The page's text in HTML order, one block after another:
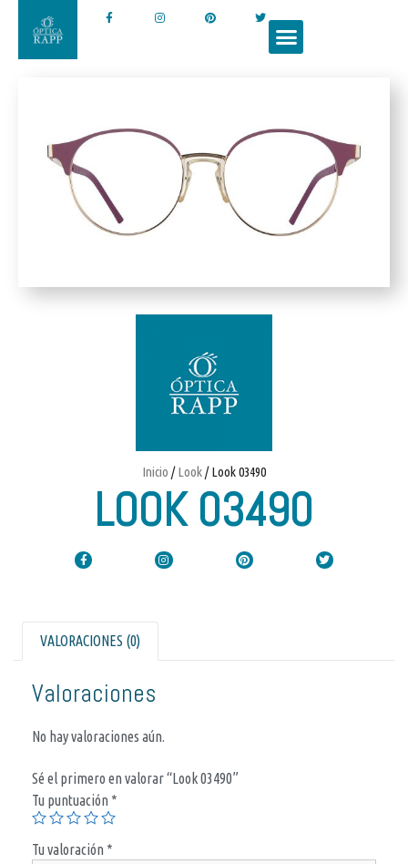
Inicio /Look/ Look 03490
LOOK 03490
VALORACIONES (0)
Valoraciones
No hay valoraciones aún.
Sé el primero en valorar “Look 03490”
Tu puntuación *
Tu valoración *